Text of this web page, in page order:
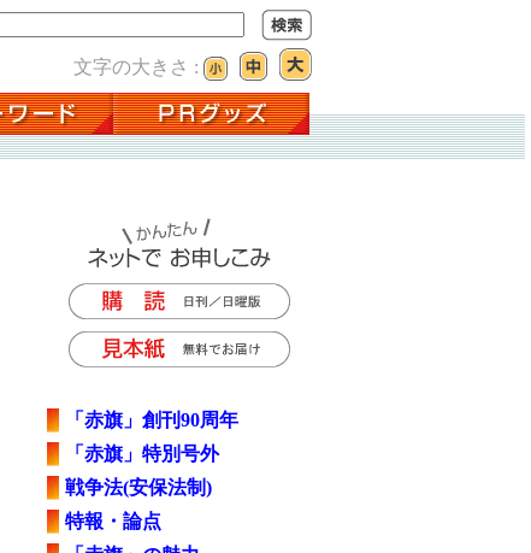
文字の大きさ :
「赤旗」創刊90周年
「赤旗」特別号外
戦争法(安保法制)
特報・論点